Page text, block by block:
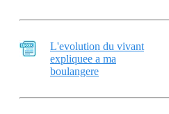
L'evolution du vivant
expliquee a ma
boulangere